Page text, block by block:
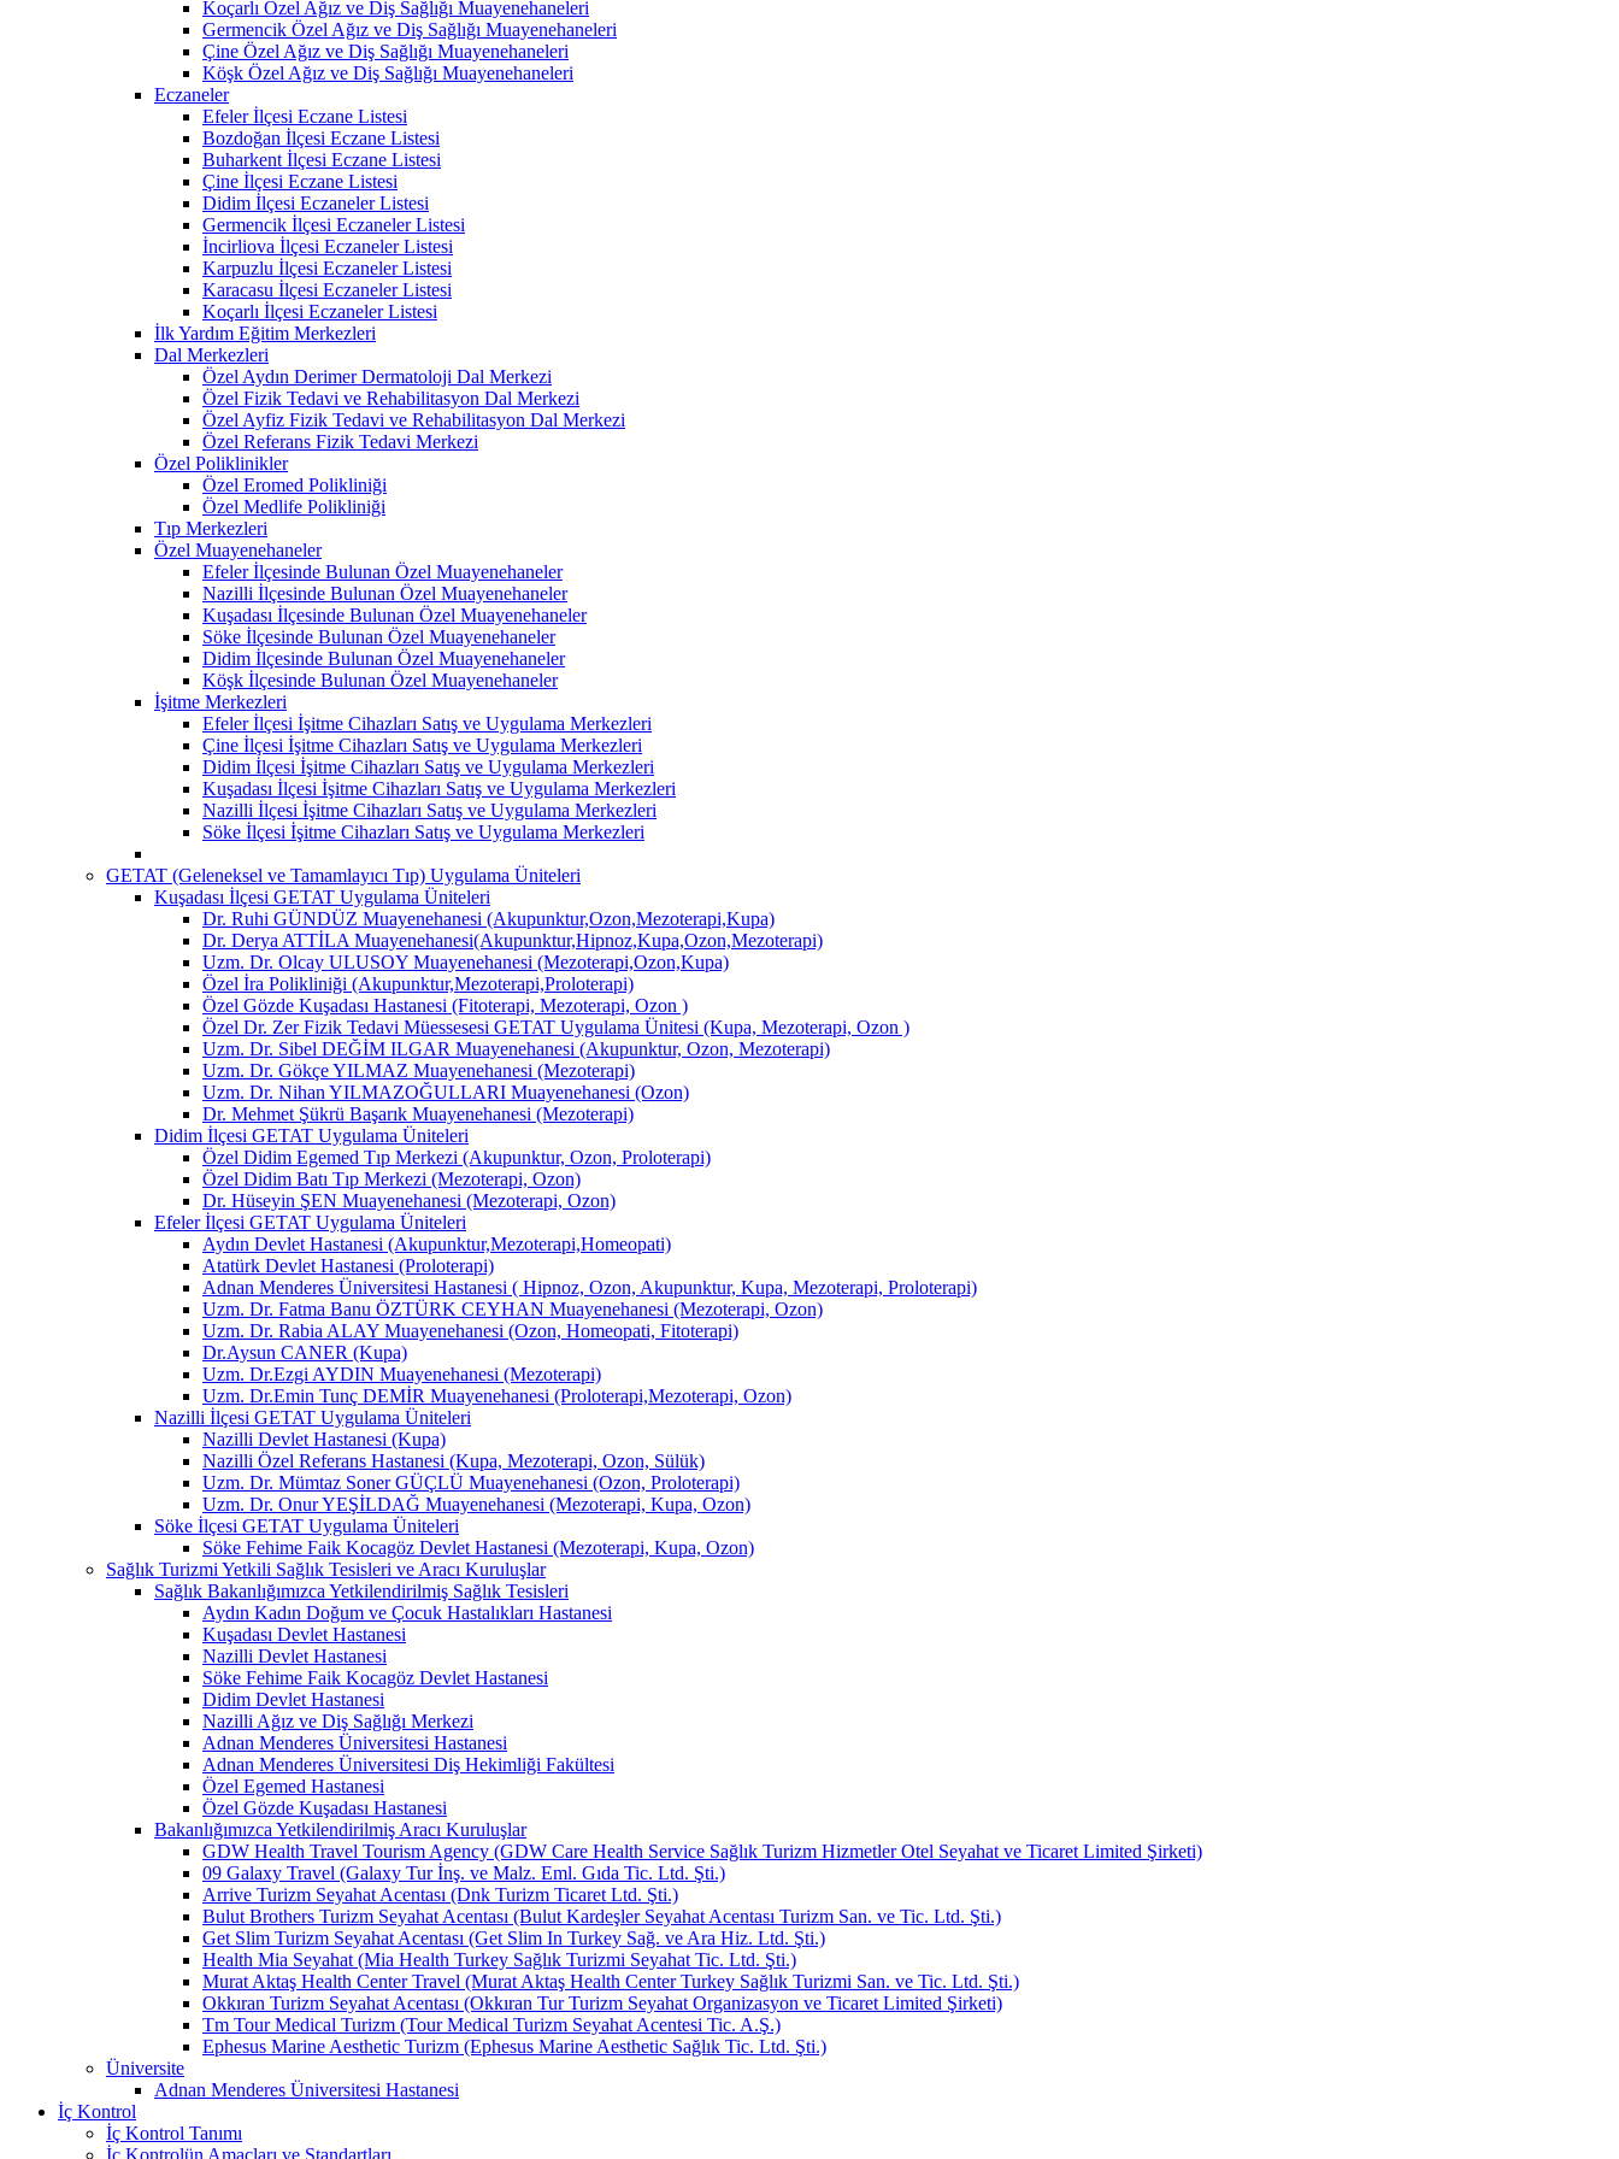
Koçarlı Özel Ağız ve Diş Sağlığı Muayenehaneleri
Germencik Özel Ağız ve Diş Sağlığı Muayenehaneleri
Çine Özel Ağız ve Diş Sağlığı Muayenehaneleri
Köşk Özel Ağız ve Diş Sağlığı Muayenehaneleri
Eczaneler
Efeler İlçesi Eczane Listesi
Bozdoğan İlçesi Eczane Listesi
Buharkent İlçesi Eczane Listesi
Çine İlçesi Eczane Listesi
Didim İlçesi Eczaneler Listesi
Germencik İlçesi Eczaneler Listesi
İncirliova İlçesi Eczaneler Listesi
Karpuzlu İlçesi Eczaneler Listesi
Karacasu İlçesi Eczaneler Listesi
Koçarlı İlçesi Eczaneler Listesi
İlk Yardım Eğitim Merkezleri
Dal Merkezleri
Özel Aydın Derimer Dermatoloji Dal Merkezi
Özel Fizik Tedavi ve Rehabilitasyon Dal Merkezi
Özel Ayfiz Fizik Tedavi ve Rehabilitasyon Dal Merkezi
Özel Referans Fizik Tedavi Merkezi
Özel Poliklinikler
Özel Eromed Polikliniği
Özel Medlife Polikliniği
Tıp Merkezleri
Özel Muayenehaneler
Efeler İlçesinde Bulunan Özel Muayenehaneler
Nazilli İlçesinde Bulunan Özel Muayenehaneler
Kuşadası İlçesinde Bulunan Özel Muayenehaneler
Söke İlçesinde Bulunan Özel Muayenehaneler
Didim İlçesinde Bulunan Özel Muayenehaneler
Köşk İlçesinde Bulunan Özel Muayenehaneler
İşitme Merkezleri
Efeler İlçesi İşitme Cihazları Satış ve Uygulama Merkezleri
Çine İlçesi İşitme Cihazları Satış ve Uygulama Merkezleri
Didim İlçesi İşitme Cihazları Satış ve Uygulama Merkezleri
Kuşadası İlçesi İşitme Cihazları Satış ve Uygulama Merkezleri
Nazilli İlçesi İşitme Cihazları Satış ve Uygulama Merkezleri
Söke İlçesi İşitme Cihazları Satış ve Uygulama Merkezleri
GETAT (Geleneksel ve Tamamlayıcı Tıp) Uygulama Üniteleri
Kuşadası İlçesi GETAT Uygulama Üniteleri
Dr. Ruhi GÜNDÜZ Muayenehanesi (Akupunktur,Ozon,Mezoterapi,Kupa)
Dr. Derya ATTİLA Muayenehanesi(Akupunktur,Hipnoz,Kupa,Ozon,Mezoterapi)
Uzm. Dr. Olcay ULUSOY Muayenehanesi (Mezoterapi,Ozon,Kupa)
Özel İra Polikliniği (Akupunktur,Mezoterapi,Proloterapi)
Özel Gözde Kuşadası Hastanesi (Fitoterapi, Mezoterapi, Ozon )
Özel Dr. Zer Fizik Tedavi Müessesesi GETAT Uygulama Ünitesi (Kupa, Mezoterapi, Ozon )
Uzm. Dr. Sibel DEĞİM ILGAR Muayenehanesi (Akupunktur, Ozon, Mezoterapi)
Uzm. Dr. Gökçe YILMAZ Muayenehanesi (Mezoterapi)
Uzm. Dr. Nihan YILMAZOĞULLARI Muayenehanesi (Ozon)
Dr. Mehmet Şükrü Başarık Muayenehanesi (Mezoterapi)
Didim İlçesi GETAT Uygulama Üniteleri
Özel Didim Egemed Tıp Merkezi (Akupunktur, Ozon, Proloterapi)
Özel Didim Batı Tıp Merkezi (Mezoterapi, Ozon)
Dr. Hüseyin ŞEN Muayenehanesi (Mezoterapi, Ozon)
Efeler İlçesi GETAT Uygulama Üniteleri
Aydın Devlet Hastanesi (Akupunktur,Mezoterapi,Homeopati)
Atatürk Devlet Hastanesi (Proloterapi)
Adnan Menderes Üniversitesi Hastanesi ( Hipnoz, Ozon, Akupunktur, Kupa, Mezoterapi, Proloterapi)
Uzm. Dr. Fatma Banu ÖZTÜRK CEYHAN Muayenehanesi (Mezoterapi, Ozon)
Uzm. Dr. Rabia ALAY Muayenehanesi (Ozon, Homeopati, Fitoterapi)
Dr.Aysun CANER (Kupa)
Uzm. Dr.Ezgi AYDIN Muayenehanesi (Mezoterapi)
Uzm. Dr.Emin Tunç DEMİR Muayenehanesi (Proloterapi,Mezoterapi, Ozon)
Nazilli İlçesi GETAT Uygulama Üniteleri
Nazilli Devlet Hastanesi (Kupa)
Nazilli Özel Referans Hastanesi (Kupa, Mezoterapi, Ozon, Sülük)
Uzm. Dr. Mümtaz Soner GÜÇLÜ Muayenehanesi (Ozon, Proloterapi)
Uzm. Dr. Onur YEŞİLDAĞ Muayenehanesi (Mezoterapi, Kupa, Ozon)
Söke İlçesi GETAT Uygulama Üniteleri
Söke Fehime Faik Kocagöz Devlet Hastanesi (Mezoterapi, Kupa, Ozon)
Sağlık Turizmi Yetkili Sağlık Tesisleri ve Aracı Kuruluşlar
Sağlık Bakanlığımızca Yetkilendirilmiş Sağlık Tesisleri
Aydın Kadın Doğum ve Çocuk Hastalıkları Hastanesi
Kuşadası Devlet Hastanesi
Nazilli Devlet Hastanesi
Söke Fehime Faik Kocagöz Devlet Hastanesi
Didim Devlet Hastanesi
Nazilli Ağız ve Diş Sağlığı Merkezi
Adnan Menderes Üniversitesi Hastanesi
Adnan Menderes Üniversitesi Diş Hekimliği Fakültesi
Özel Egemed Hastanesi
Özel Gözde Kuşadası Hastanesi
Bakanlığımızca Yetkilendirilmiş Aracı Kuruluşlar
GDW Health Travel Tourism Agency (GDW Care Health Service Sağlık Turizm Hizmetler Otel Seyahat ve Ticaret Limited Şirketi)
09 Galaxy Travel (Galaxy Tur İnş. ve Malz. Eml. Gıda Tic. Ltd. Şti.)
Arrive Turizm Seyahat Acentası (Dnk Turizm Ticaret Ltd. Şti.)
Bulut Brothers Turizm Seyahat Acentası (Bulut Kardeşler Seyahat Acentası Turizm San. ve Tic. Ltd. Şti.)
Get Slim Turizm Seyahat Acentası (Get Slim In Turkey Sağ. ve Ara Hiz. Ltd. Şti.)
Health Mia Seyahat (Mia Health Turkey Sağlık Turizmi Seyahat Tic. Ltd. Şti.)
Murat Aktaş Health Center Travel (Murat Aktaş Health Center Turkey Sağlık Turizmi San. ve Tic. Ltd. Şti.)
Okkıran Turizm Seyahat Acentası (Okkıran Tur Turizm Seyahat Organizasyon ve Ticaret Limited Şirketi)
Tm Tour Medical Turizm (Tour Medical Turizm Seyahat Acentesi Tic. A.Ş.)
Ephesus Marine Aesthetic Turizm (Ephesus Marine Aesthetic Sağlık Tic. Ltd. Şti.)
Üniversite
Adnan Menderes Üniversitesi Hastanesi
İç Kontrol
İç Kontrol Tanımı
İç Kontrolün Amaçları ve Standartları